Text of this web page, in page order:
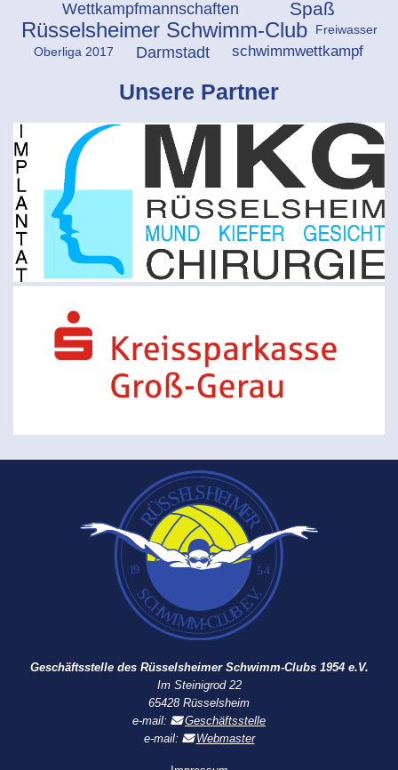
Wettkampfmannschaften Spaß
Rüsselsheimer Schwimm-Club
Freiwasser
Oberliga 2017
Darmstadt schwimmwettkampf
Unsere Partner
Geschäftsstelle des Rüsselsheimer Schwimm-Clubs 1954 e.V.
Im Steinigrod 22
65428 Rüsselsheim
e-mail:
Geschäftsstelle
e-mail:
Webmaster